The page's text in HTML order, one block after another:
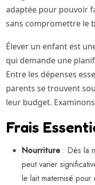
adaptée pour pouvoir
sans compromettre le
Élever un enfant est
qui demande une
Entre les dépenses
parents se trouvent
leur budget.
Frais
Nourriture: Dès la
peut varier
le lait maternisé pour